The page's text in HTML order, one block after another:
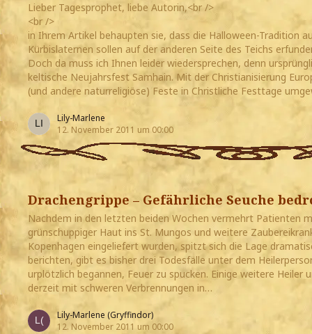
Lieber Tagesprophet, liebe Autorin,<br />
<br />
in Ihrem Artikel behaupten sie, dass die Halloween-Tradition
Kürbislaternen sollen auf der anderen Seite des Teichs
Doch da muss ich Ihnen leider wiedersprechen, denn
keltische Neujahrsfest Samhain. Mit der Christianisierung
(und andere naturreligiöse) Feste in Christliche Festtage
Lily-Marlene
12. November 2011 um 00:00
Drachengrippe – Gefährliche Seuche
Nachdem in den letzten beiden Wochen vermehrt Patienten
grünschuppiger Haut ins St. Mungos und weitere
Kopenhagen eingeliefert wurden, spitzt sich die Lage
berichten, gibt es bisher drei Todesfälle unter dem
urplötzlich begannen, Feuer zu spucken. Einige weitere Heiler
derzeit mit schweren Verbrennungen in…
Lily-Marlene (Gryffindor)
12. November 2011 um 00:00